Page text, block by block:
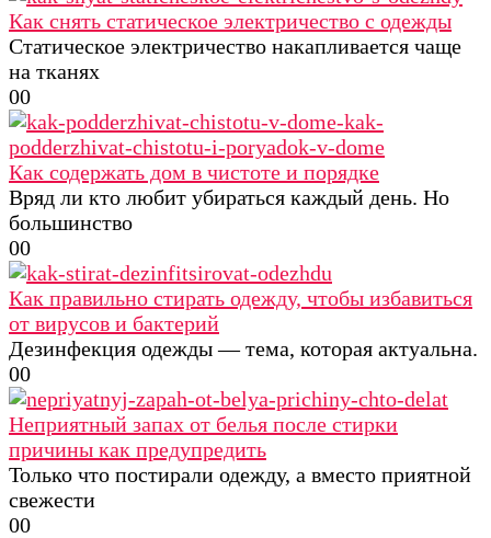
Как снять статическое электричество с одежды
Статическое электричество накапливается чаще
на тканях
00
Как содержать дом в чистоте и порядке
Вряд ли кто любит убираться каждый день. Но
большинство
00
Как правильно стирать одежду, чтобы избавиться
от вирусов и бактерий
Дезинфекция одежды — тема, которая актуальна.
00
Неприятный запах от белья после стирки
причины как предупредить
Только что постирали одежду, а вместо приятной
свежести
00